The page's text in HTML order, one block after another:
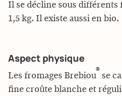
Il se décline sous différents
1,5 kg. Il existe aussi en bio.
Aspect physique
Les fromages Brebiou® se
fine croûte blanche et